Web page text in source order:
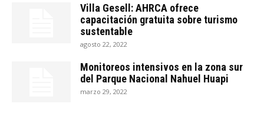
Villa Gesell: AHRCA ofrece
capacitación gratuita sobre turismo
sustentable
agosto 22, 2022
Monitoreos intensivos en la zona sur
del Parque Nacional Nahuel Huapi
marzo 29, 2022